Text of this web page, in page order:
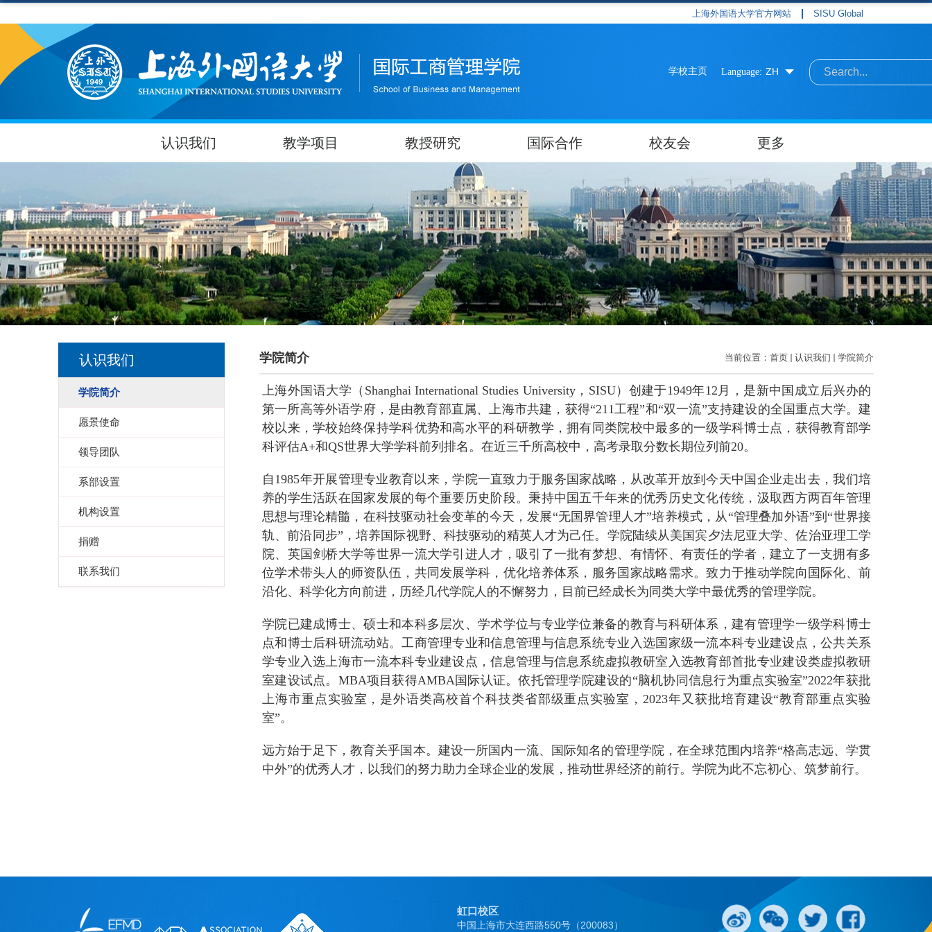
上海外国语大学官方网站 SISU Global
学校主页 Language: ZH
认识我们 教学项目 教授研究 国际合作 校友会 更多
认识我们
学院简介
愿景使命
领导团队
系部设置
机构设置
捐赠
联系我们
学院简介 当前位置： 首页 认识我们 学院简介
上海外国语大学（Shanghai International Studies University，SISU）创建于1949年12月，是新中国成立后兴办的
第一所高等外语学府，是由教育部直属、上海市共建，获得“211工程”和“双一流”支持建设的全国重点大学。建
校以来，学校始终保持学科优势和高水平的科研教学，拥有同类院校中最多的一级学科博士点，获得教育部学
科评估A+和QS世界大学学科前列排名。在近三千所高校中，高考录取分数长期位列前20。
自1985年开展管理专业教育以来，学院一直致力于服务国家战略，从改革开放到今天中国企业走出去，我们培
养的学生活跃在国家发展的每个重要历史阶段。秉持中国五千年来的优秀历史文化传统，汲取西方两百年管理
思想与理论精髓，在科技驱动社会变革的今天，发展“无国界管理人才”培养模式，从“管理叠加外语”到“世界接
轨、前沿同步”，培养国际视野、科技驱动的精英人才为己任。 学院陆续从美国宾夕法尼亚大学、佐治亚理工学
院、英国剑桥大学等世界一流大学引进人才，吸引了一批有梦想、有情怀、有责任的学者，建立了一支拥有多
位学术带头人的师资队伍，共同发展学科，优化培养体系，服务国家战略需求。致力于推动学院向国际化、前
沿化、科学化方向前进，历经几代学院人的不懈努力，目前已经成长为同类大学中最优秀的管理学院。
学院已建成博士、硕士和本科多层次、学术学位与专业学位兼备的教育与科研体系，建有管理学一级学科博士
点和博士后科研流动站。工商管理专业和信息管理与信息系统专业入选国家级一流本科专业建设点，公共关系
学专业入选上海市一流本科专业建设点，信息管理与信息系统虚拟教研室入选教育部首批专业建设类虚拟教研
室建设试点。MBA项目获得AMBA国际认证。依托管理学院建设的“脑机协同信息行为重点实验室”2022年获批
上海市重点实验室，是外语类高校首个科技类省部级重点实验室，2023年又获批培育建设“教育部重点实验
室”。
远方始于足下，教育关乎国本。建设一所国内一流、国际知名的管理学院，在全球范围内培养“格高志远、学贯
中外”的优秀人才，以我们的努力助力全球企业的发展，推动世界经济的前行。学院为此不忘初心、筑梦前行。
虹口校区
中国上海市大连西路550号（200083）